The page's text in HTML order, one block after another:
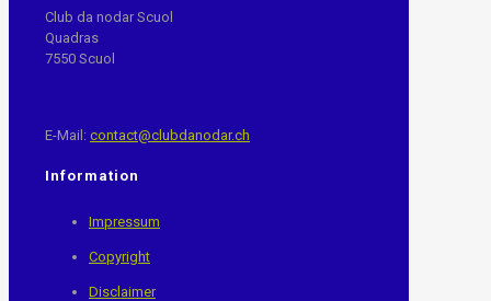
Club da nodar Scuol
Quadras
7550 Scuol
E-Mail: contact@clubdanodar.ch
Information
Impressum
Copyright
Disclaimer